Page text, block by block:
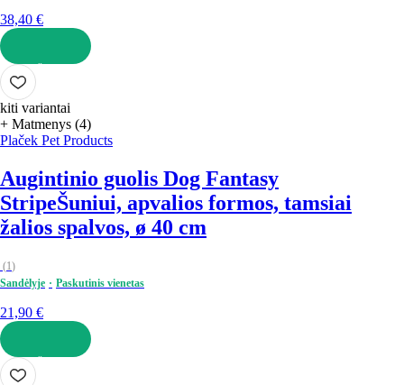
38,40 €
Į KREPŠELĮ
kiti variantai
+ Matmenys (4)
Plaček Pet Products
Augintinio guolis Dog Fantasy
StripeŠuniui, apvalios formos, tamsiai
žalios spalvos, ø 40 cm
(1)
Sandėlyje
Paskutinis vienetas
21,90 €
Į KREPŠELĮ